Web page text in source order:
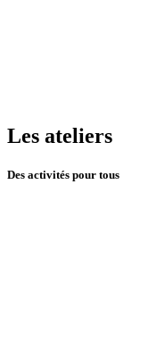
Les ateliers
Des activités pour tous